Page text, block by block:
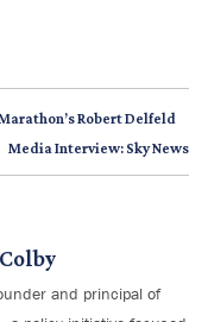
Robert Delfeld
Media Interview: Sky News
and principal of